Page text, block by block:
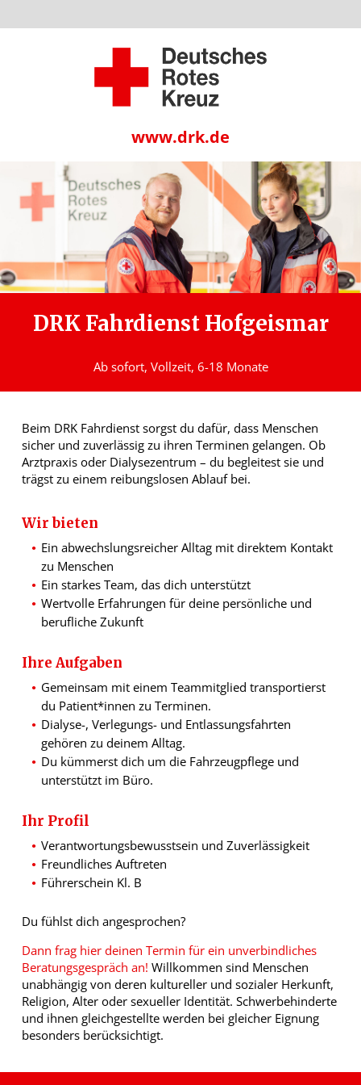
www.drk.de
DRK Fahrdienst Hofgeismar
Ab sofort, Vollzeit, 6-18 Monate
Beim DRK Fahrdienst sorgst du dafür, dass Menschen
sicher und zuverlässig zu ihren Terminen gelangen. Ob
Arztpraxis oder Dialysezentrum – du begleitest sie und
trägst zu einem reibungslosen Ablauf bei.
Wir bieten
Ein abwechslungsreicher Alltag mit direktem Kontakt
zu Menschen
Ein starkes Team, das dich unterstützt
Wertvolle Erfahrungen für deine persönliche und
berufliche Zukunft
Ihre Aufgaben
Gemeinsam mit einem Teammitglied transportierst
du Patient*innen zu Terminen.
Dialyse-, Verlegungs- und Entlassungsfahrten
gehören zu deinem Alltag.
Du kümmerst dich um die Fahrzeugpflege und
unterstützt im Büro.
Ihr Profil
Verantwortungsbewusstsein und Zuverlässigkeit
Freundliches Auftreten
Führerschein Kl. B
Du fühlst dich angesprochen?
Dann frag hier deinen Termin für ein unverbindliches
Beratungsgespräch an! Willkommen sind Menschen
unabhängig von deren kultureller und sozialer Herkunft,
Religion, Alter oder sexueller Identität. Schwerbehinderte
und ihnen gleichgestellte werden bei gleicher Eignung
besonders berücksichtigt.